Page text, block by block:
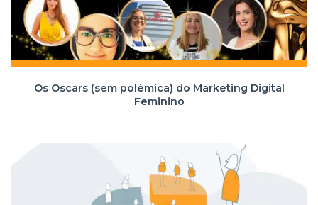
Os Oscars (sem polémica) do Marketing Digital
Feminino